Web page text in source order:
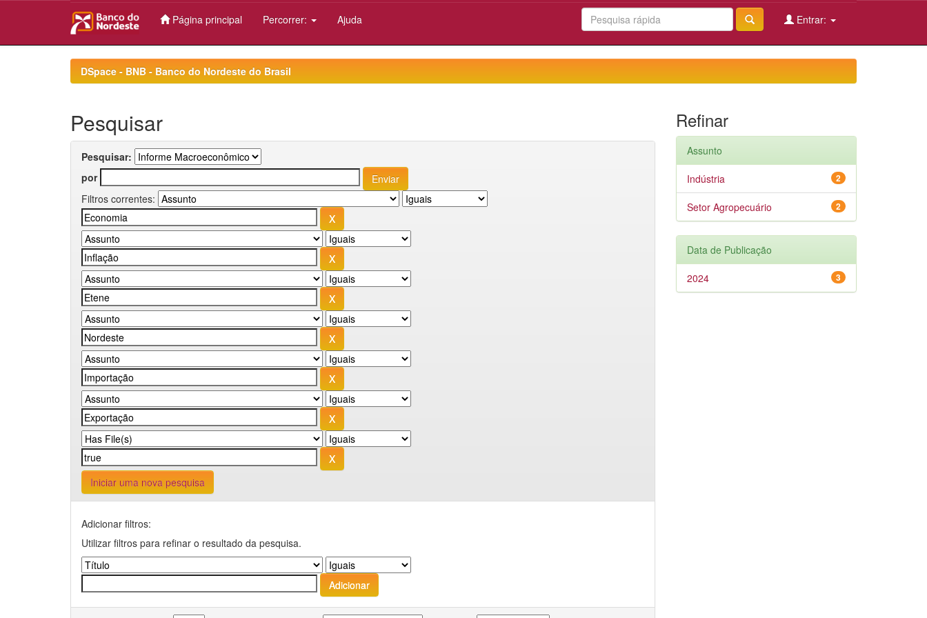
Página principal Percorrer: Ajuda Entrar:
DSpace - BNB - Banco do Nordeste do Brasil
Pesquisar
Pesquisar:
por
Filtros correntes:
Iniciar uma nova pesquisa
Adicionar filtros:
Utilizar filtros para refinar o resultado da pesquisa.
Refinar
Assunto
2
Indústria
2
Setor Agropecuário
Data de Publicação
3
2024